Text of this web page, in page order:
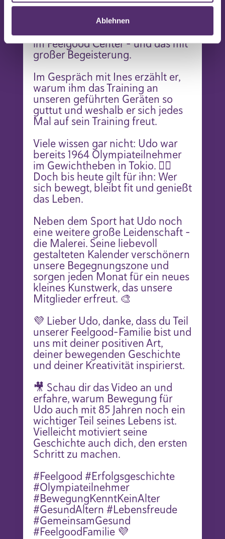
Ablehnen
Bewegung!
Udo trainiert regelmäßig bei uns
im Feelgood Center – und das mit
großer Begeisterung.
Im Gespräch mit Ines erzählt er,
warum ihm das Training an
unseren geführten Geräten so
guttut und weshalb er sich jedes
Mal auf sein Training freut.
Viele wissen gar nicht: Udo war
bereits 1964 Olympiateilnehmer
im Gewichtheben in Tokio. 🏋️‍♂️
Doch bis heute gilt für ihn: Wer
sich bewegt, bleibt fit und genießt
das Leben.
Neben dem Sport hat Udo noch
eine weitere große Leidenschaft –
die Malerei. Seine liebevoll
gestalteten Kalender verschönern
unsere Begegnungszone und
sorgen jeden Monat für ein neues
kleines Kunstwerk, das unsere
Mitglieder erfreut. 🎨
💜 Lieber Udo, danke, dass du Teil
unserer Feelgood-Familie bist und
uns mit deiner positiven Art,
deiner bewegenden Geschichte
und deiner Kreativität inspirierst.
🎥 Schau dir das Video an und
erfahre, warum Bewegung für
Udo auch mit 85 Jahren noch ein
wichtiger Teil seines Lebens ist.
Vielleicht motiviert seine
Geschichte auch dich, den ersten
Schritt zu machen.
#Feelgood #Erfolgsgeschichte
#Olympiateilnehmer
#BewegungKenntKeinAlter
#GesundAltern #Lebensfreude
#GemeinsamGesund
#FeelgoodFamilie 💜